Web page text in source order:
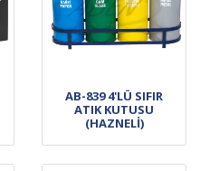
AB-839 4'LÜ SIFIR
ATIK KUTUSU
(HAZNELİ)